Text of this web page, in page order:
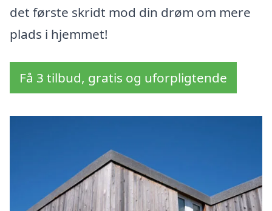
det første skridt mod din drøm om mere
plads i hjemmet!
Få 3 tilbud, gratis og uforpligtende